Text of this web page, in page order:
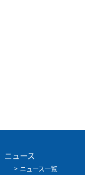
ニュース
ニュース一覧